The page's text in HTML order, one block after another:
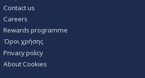
Contact us
Careers
Rewards programme
Όροι χρήσης
Privacy policy
About Cookies